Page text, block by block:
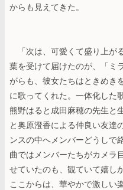
からも見えてきた。
「次は、可愛くて盛り上が
葉を受けて届けたのが、「ミ
がらも、彼女たちはときめき
に歌ってくれた。一体化した
熊野はると成田麻穂の先生と
と奥原澄香による仲良い友達
ンスの中へメンバーどうしで
曲ではメンバーたちがカメラ
せていたのも、観ていて嬉し
ここからは、華やかで激しい